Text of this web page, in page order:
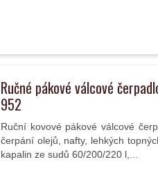
Ručné pákové válcové
952
Ruční kovové pákové válcové
čerpání olejů, nafty, lehkých
kapalin ze sudů 60/200/220 l,...